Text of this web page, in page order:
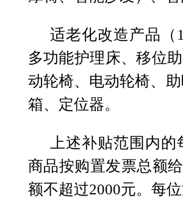
适老化改造产品（
多功能护理床、移位
动轮椅、电动轮椅、
箱、定位器。
上述补贴范围内
商品按购置发票总额
额不超过2000元。每